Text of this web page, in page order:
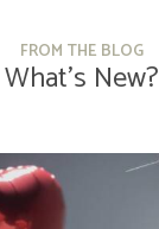
FROM THE BLOG
What’s New?